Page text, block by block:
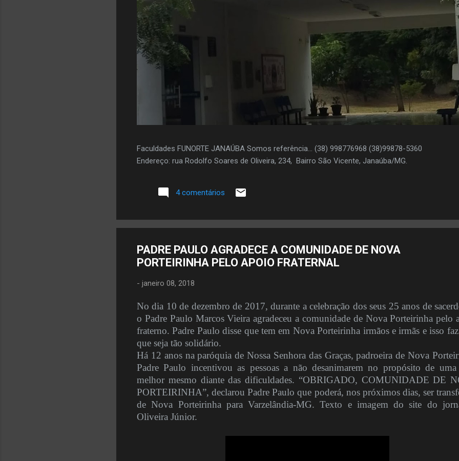
Faculdades FUNORTE JANAÚBA Somos referência... (38) 998776968 (38)99878-5360
Endereço: rua Rodolfo Soares de Oliveira, 234, Bairro São Vicente, Janaúba/MG.
4 comentários
PADRE PAULO AGRADECE A COMUNIDADE DE NOVA
PORTEIRINHA PELO APOIO FRATERNAL
- janeiro 08, 2018
No dia 10 de dezembro de 2017, durante a celebração dos seus 25 anos de
o Padre Paulo Marcos Vieira agradeceu a comunidade de Nova Porteirinha pelo
fraterno. Padre Paulo disse que tem em Nova Porteirinha irmãos e irmãs e isso
que seja tão solidário.
Há 12 anos na paróquia de Nossa Senhora das Graças, padroeira de Nova
Padre Paulo incentivou as pessoas a não desanimarem no propósito de
melhor mesmo diante das dificuldades. “OBRIGADO, COMUNIDADE DE
PORTEIRINHA”, declarou Padre Paulo que poderá, nos próximos dias, ser
de Nova Porteirinha para Varzelândia-MG. Texto e imagem do site do
Oliveira Júnior.